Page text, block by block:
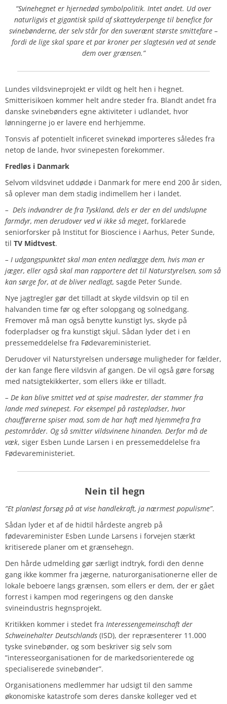
“Svinehegnet er hjernedød symbolpolitik. Intet andet. Ud over
naturligvis et gigantisk spild af skatteyderpenge til benefice for
svinebønderne, der selv står for den suverænt største smittefare –
fordi de lige skal spare et par kroner per slagtesvin ved at sende
dem over grænsen.”
Lundes vildsvineprojekt er vildt og helt hen i hegnet.
Smitterisikoen kommer helt andre steder fra. Blandt andet fra
danske svinebønders egne aktiviteter i udlandet, hvor
lønningerne jo er lavere end herhjemme.
Tonsvis af potentielt inficeret svinekød importeres således fra
netop de lande, hvor svinepesten forekommer.
Fredløs i Danmark
Selvom vildsvinet uddøde i Danmark for mere end 200 år siden,
så oplever man dem stadig indimellem her i landet.
– Dels indvandrer de fra Tyskland, dels er der en del undslupne
farmdyr, men derudover ved vi ikke så meget, forklarede
seniorforsker på Institut for Bioscience i Aarhus, Peter Sunde,
til TV Midtvest.
– I udgangspunktet skal man enten nedlægge dem, hvis man er
jæger, eller også skal man rapportere det til Naturstyrelsen, som så
kan sørge for, at de bliver nedlagt, sagde Peter Sunde.
Nye jagtregler gør det tilladt at skyde vildsvin op til en
halvanden time før og efter solopgang og solnedgang.
Fremover må man også benytte kunstigt lys, skyde på
foderpladser og fra kunstigt skjul. Sådan lyder det i en
pressemeddelelse fra Fødevareministeriet.
Derudover vil Naturstyrelsen undersøge muligheder for fælder,
der kan fange flere vildsvin af gangen. De vil også gøre forsøg
med natsigtekikkerter, som ellers ikke er tilladt.
– De kan blive smittet ved at spise madrester, der stammer fra
lande med svinepest. For eksempel på rastepladser, hvor
chaufførerne spiser mad, som de har haft med hjemmefra fra
pestområder. Og så smitter vildsvinene hinanden. Derfor må de
væk, siger Esben Lunde Larsen i en pressemeddelelse fra
Fødevareministeriet.
Nein til hegn
”Et planløst forsøg på at vise handlekraft, ja nærmest populisme”.
Sådan lyder et af de hidtil hårdeste angreb på
fødevareminister Esben Lunde Larsens i forvejen stærkt
kritiserede planer om et grænsehegn.
Den hårde udmelding gør særligt indtryk, fordi den denne
gang ikke kommer fra jægerne, naturorganisationerne eller de
lokale beboere langs grænsen, som ellers er dem, der er gået
forrest i kampen mod regeringens og den danske
svineindustris hegnsprojekt.
Kritikken kommer i stedet fra Interessengemeinschaft der
Schweinehalter Deutschlands (ISD), der repræsenterer 11.000
tyske svinebønder, og som beskriver sig selv som
”interesseorganisationen for de markedsorienterede og
specialiserede svinebønder”.
Organisationens medlemmer har udsigt til den samme
økonomiske katastrofe som deres danske kolleger ved et